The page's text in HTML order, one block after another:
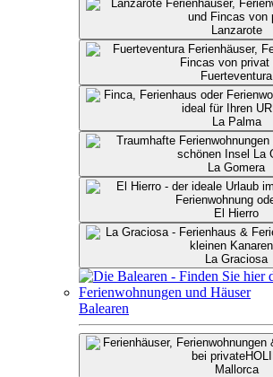
Lanzarote
Fuerteventura
La Palma
La Gomera
El Hierro
La Graciosa
Balearen
Mallorca